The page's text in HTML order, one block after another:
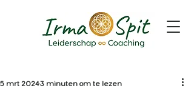
5 mrt 20243 minuten om te lezen